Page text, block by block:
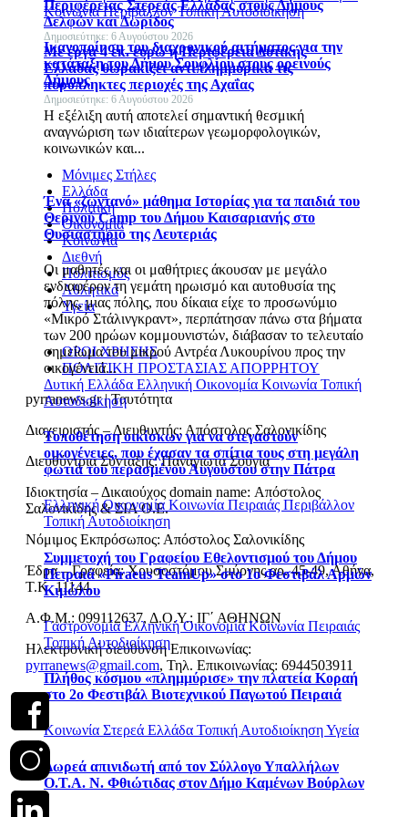
ΚοινωνίαΠεριβάλλονΤοπική Αυτοδιοίκηση
Ικανοποίηση του διαχρονικού αιτήματος για την
κατάταξη του Δήμου Σουφλίου στους ορεινούς
Δήμους
Η εξέλιξη αυτή αποτελεί σημαντική θεσμική
αναγνώριση των ιδιαίτερων γεωμορφολογικών,
κοινωνικών και...
Ένα «ζωντανό» μάθημα Ιστορίας για τα παιδιά του
Θερινού Camp του Δήμου Καισαριανής στο
Θυσιαστήριο της Λευτεριάς
Οι μαθητές και οι μαθήτριες άκουσαν με μεγάλο
ενδιαφέρον τη γεμάτη ηρωισμό και αυτοθυσία της
πόλης, μιας πόλης, που δίκαια είχε το προσωνύμιο
«Μικρό Στάλινγκραντ», περπάτησαν πάνω στα βήματα
των 200 ηρώων κομμουνιστών, διάβασαν το τελευταίο
σημείωμα του μικρού Αντρέα Λυκουρίνου προς την
οικογένειά...
Δυτική Ελλάδα Ελληνική Οικονομία Κοινωνία Τοπική
Αυτοδιοίκηση
Τοποθέτηση οικίσκων για να στεγαστούν
οικογένειες, που έχασαν τα σπίτια τους στη μεγάλη
φωτιά του περασμένου Αυγούστου στην Πάτρα
Ελληνική ΟικονομίαΚοινωνία Πειραιάς Περιβάλλον
Τοπική Αυτοδιοίκηση
Συμμετοχή του Γραφείου Εθελοντισμού του Δήμου
Πειραιά «Piraeus TeamUp» στο 1ο Φεστιβάλ Αρμών
Κιμώλου
ΓαστρονομίαΕλληνική ΟικονομίαΚοινωνία Πειραιάς
Τοπική Αυτοδιοίκηση
Πλήθος κόσμου «πλημμύρισε» την πλατεία Κοραή
στο 2ο Φεστιβάλ Βιοτεχνικού Παγωτού Πειραιά
Κοινωνία Στερεά Ελλάδα Τοπική ΑυτοδιοίκησηΥγεία
Δωρεά απινιδωτή από τον Σύλλογο Υπαλλήλων
Ο.Τ.Α. Ν. Φθιώτιδας στον Δήμο Καμένων Βούρλων
Περιφέρειας Στερεάς Ελλάδας στους Δήμους
Δελφών και Δωρίδος
Δημοσιεύτηκε: 6 Αυγούστου 2026
Με έργα 4 εκ. ευρώ η Περιφέρεια Δυτικής
Ελλάδας θωρακίζει αντιπλημμυρικά τις
πυρόπληκτες περιοχές της Αχαΐας
Δημοσιεύτηκε: 6 Αυγούστου 2026
Μόνιμες Στήλες
Ελλάδα
Πολιτική
Οικονομία
Κοινωνία
Διεθνή
Πολιτισμός
Αθλητικά
Υγεία
ΟΡΟΙ ΧΡΗΣΗΣ
ΠΟΛΙΤΙΚΗ ΠΡΟΣΤΑΣΙΑΣ ΑΠΟΡΡΗΤΟΥ
pyrranews.gr | Ταυτότητα
Διαχειριστής – Διευθυντής: Απόστολος Σαλονικίδης
Διευθύντρια Σύνταξης: Παναγιώτα Σούγια
Ιδιοκτησία – Δικαιούχος domain name: Απόστολος
Σαλονικίδης & ΣΙΑ Ο.Ε.
Νόμιμος Εκπρόσωπος: Απόστολος Σαλονικίδης
Έδρα – Γραφεία: Χρυσοστόμου Σμύρνης αρ. 45-49, Αθήνα,
Τ.Κ. 11144
Α.Φ.Μ.: 099112637, Δ.Ο.Υ.: ΙΓ΄ ΑΘΗΝΩΝ
Ηλεκτρονική διεύθυνση Επικοινωνίας:
pyrranews@gmail.com, Τηλ. Επικοινωνίας: 6944503911